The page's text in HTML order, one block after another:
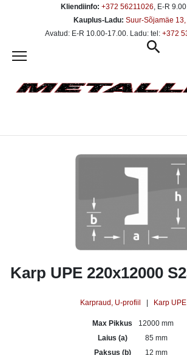
Kliendiinfo: +372 56211026, E-R
Kauplus-Ladu: Suur-Sõjamäe 13,
Avatud: E-R 10.00-17.00. Ladu: tel: +372
Karp UPE 220x12000
Karpraud, U-profiil Karp UPE
Max Pikkus
12000 mm
Laius (a)
85 mm
Paksus (b)
12 mm